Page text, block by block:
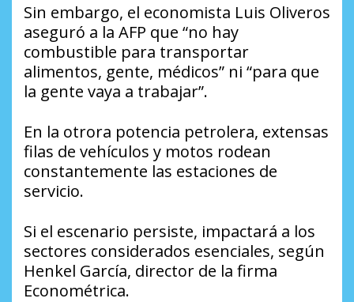
Sin embargo, el economista Luis Oliveros
aseguró a la AFP que “no hay
combustible para transportar
alimentos, gente, médicos” ni “para que
la gente vaya a trabajar”.
En la otrora potencia petrolera, extensas
filas de vehículos y motos rodean
constantemente las estaciones de
servicio.
Si el escenario persiste, impactará a los
sectores considerados esenciales, según
Henkel García, director de la firma
Econométrica.